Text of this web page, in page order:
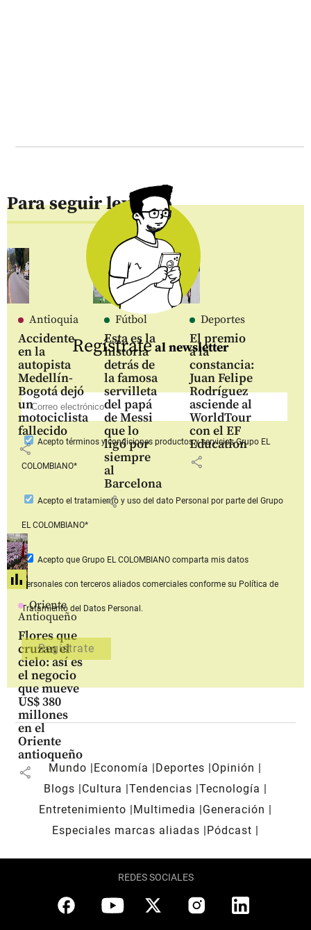
Para seguir leyendo
Antioquia
Accidente
en la
autopista
Medellín-
Bogotá dejó
un
motociclista
fallecido
share
Fútbol
Esta es la
historia
detrás de
la famosa
servilleta
del papá
de Messi
que lo
ligó por
siempre
al
Barcelona
share
Deportes
El premio
a la
constancia:
Juan Felipe
Rodríguez
asciende al
WorldTour
con el EF
Education
share
Oriente
Antioqueño
Flores que
cruzan el
cielo: así es
el negocio
que mueve
US$ 380
millones
en el
Oriente
antioqueño
share
Regístrateal newsletter
Aceptotérminos y condiciones productos y serviciosGrupo EL
COLOMBIANO*
Acepto el tratamiento y uso del dato Personal por parte del Grupo
EL COLOMBIANO*
Acepto que Grupo EL COLOMBIANOcomparta mis datos
personales con terceros aliados comerciales conforme su Política de
Tratamiento del Datos Personal.
Mundo Economía Deportes
Opinión
Blogs
Cultura Tendencias Tecnología
Entretenimiento
Multimedia
Generación
Especiales marcas aliadas
Pódcast
REDES SOCIALES